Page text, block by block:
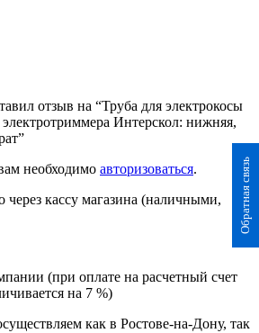
Обратная связь
отзыв на “Труба для электрокосы
Интерскол: нижняя,
необходимо авторизоваться.
кассу магазина (наличными,
(при оплате на расчетный счет
на 7 %)
как в Ростове-на-Дону, так